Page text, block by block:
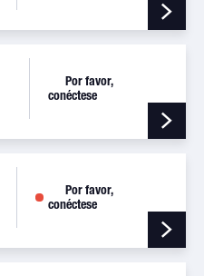
Por favor,
conéctese
Por favor,
conéctese